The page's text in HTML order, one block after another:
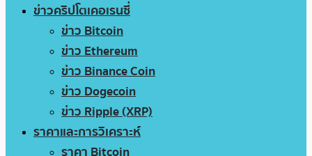
ข่าวคริปโตเคอเรนซี่
ข่าว Bitcoin
ข่าว Ethereum
ข่าว Binance Coin
ข่าว Dogecoin
ข่าว Ripple (XRP)
ราคาและการวิเคราะห์